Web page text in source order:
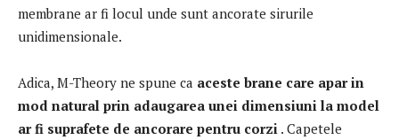
membrane ar fi locul unde sunt ancorate sirurile
unidimensionale.
Adica, M-Theory ne spune ca aceste brane care apar in
mod natural prin adaugarea unei dimensiuni la model
ar fi suprafete de ancorare pentru corzi . Capetele